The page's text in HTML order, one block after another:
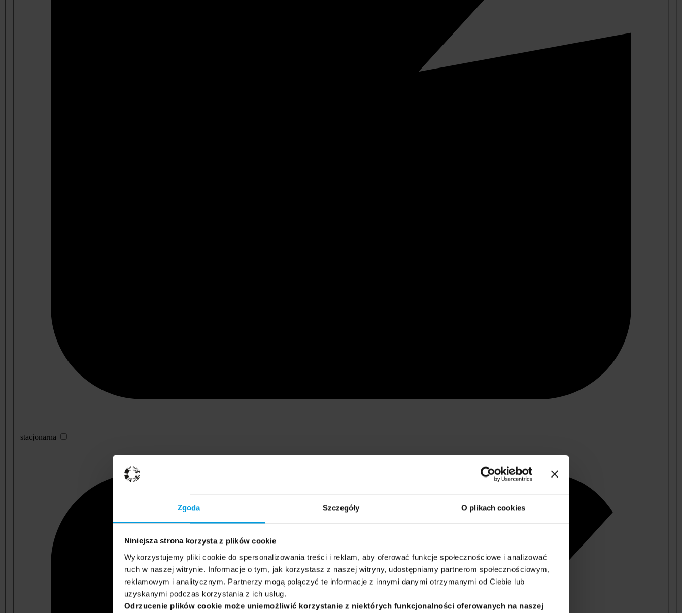
Zgoda Szczegóły O plikach cookies
Niniejsza strona korzysta z plików cookie
Wykorzystujemy pliki cookie do spersonalizowania treści i reklam, aby oferować funkcje społecznościowe i analizować
ruch w naszej witrynie. Informacje o tym, jak korzystasz z naszej witryny, udostępniamy partnerom społecznościowym,
reklamowym i analitycznym. Partnerzy mogą połączyć te informacje z innymi danymi otrzymanymi od Ciebie lub
uzyskanymi podczas korzystania z ich usług.
Odrzucenie plików cookie może uniemożliwić korzystanie z niektórych funkcjonalności oferowanych na naszej
stacjonarna